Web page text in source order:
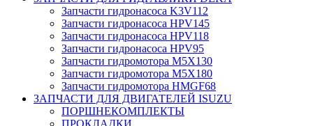
Запчасти гидронасоса K3V112
Запчасти гидронасоса HPV145
Запчасти гидронасоса HPV118
Запчасти гидронасоса HPV95
Запчасти гидромотора M5X130
Запчасти гидромотора M5X180
Запчасти гидромотора HMGF68
ЗАПЧАСТИ ДЛЯ ДВИГАТЕЛЕЙ ISUZU
ПОРШНЕКОМПЛЕКТЫ
ПРОКЛАДКИ